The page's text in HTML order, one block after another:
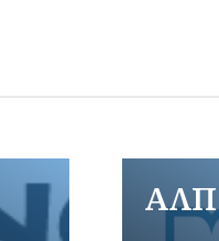
ΑΛΠ